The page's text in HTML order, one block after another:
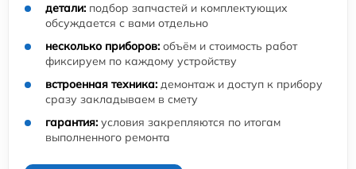
детали: подбор запчастей и комплектующих
обсуждается с вами отдельно
несколько приборов: объём и стоимость работ
фиксируем по каждому устройству
встроенная техника: демонтаж и доступ к прибору
сразу закладываем в смету
гарантия: условия закрепляются по итогам
выполненного ремонта